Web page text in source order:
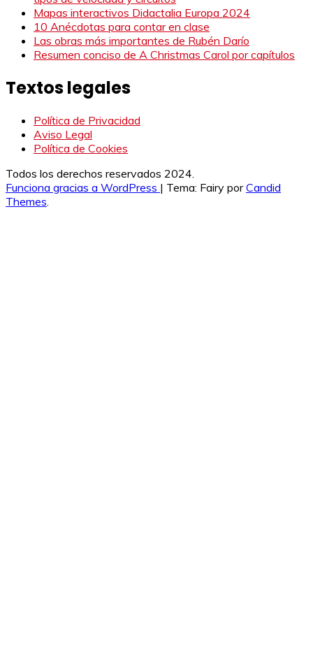
Mapas interactivos Didactalia Europa 2024
10 Anécdotas para contar en clase
Las obras más importantes de Rubén Darío
Resumen conciso de A Christmas Carol por capítulos
Textos legales
Política de Privacidad
Aviso Legal
Política de Cookies
Todos los derechos reservados 2024.
Funciona gracias a WordPress | Tema: Fairy porCandid
Themes.